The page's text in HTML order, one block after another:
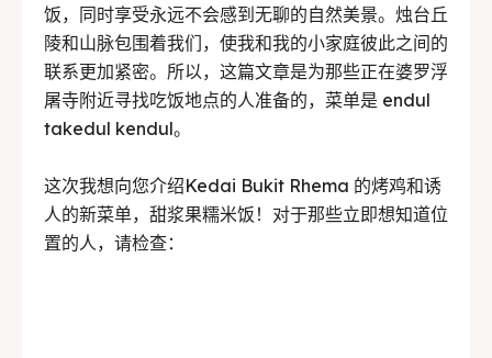
Katering Magelang
Nasi Box
Search
Katering Magelang
Nasi Box
Search
饭，同时享受永远不会感到无聊的自然美景。烛台丘
陵和山脉包围着我们，使我和我的小家庭彼此之间的
联系更加紧密。所以，这篇文章是为那些正在婆罗浮
屠寺附近寻找吃饭地点的人准备的，菜单是 endul
takedul kendul。
这次我想向您介绍Kedai Bukit Rhema 的烤鸡和诱
人的新菜单，甜浆果糯米饭！对于那些立即想知道位
置的人，请检查：